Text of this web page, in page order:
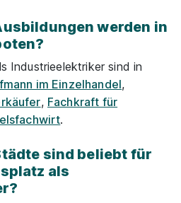
werden in
Industrieelektriker sind in
im Einzelhandel,
, Fachkraft für
.
sind beliebt für
als